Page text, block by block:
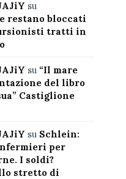
su
restano bloccati
tratti in
su “Il mare
del libro
Castiglione
su Schlein:
per
I soldi?
stretto di